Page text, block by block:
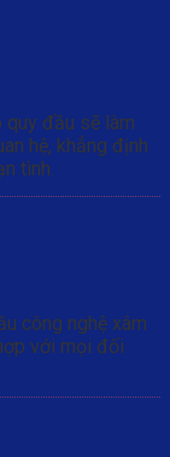
quy đầu sẽ làm
hệ, khẳng định
tình.
công nghệ xâm
với mọi đối